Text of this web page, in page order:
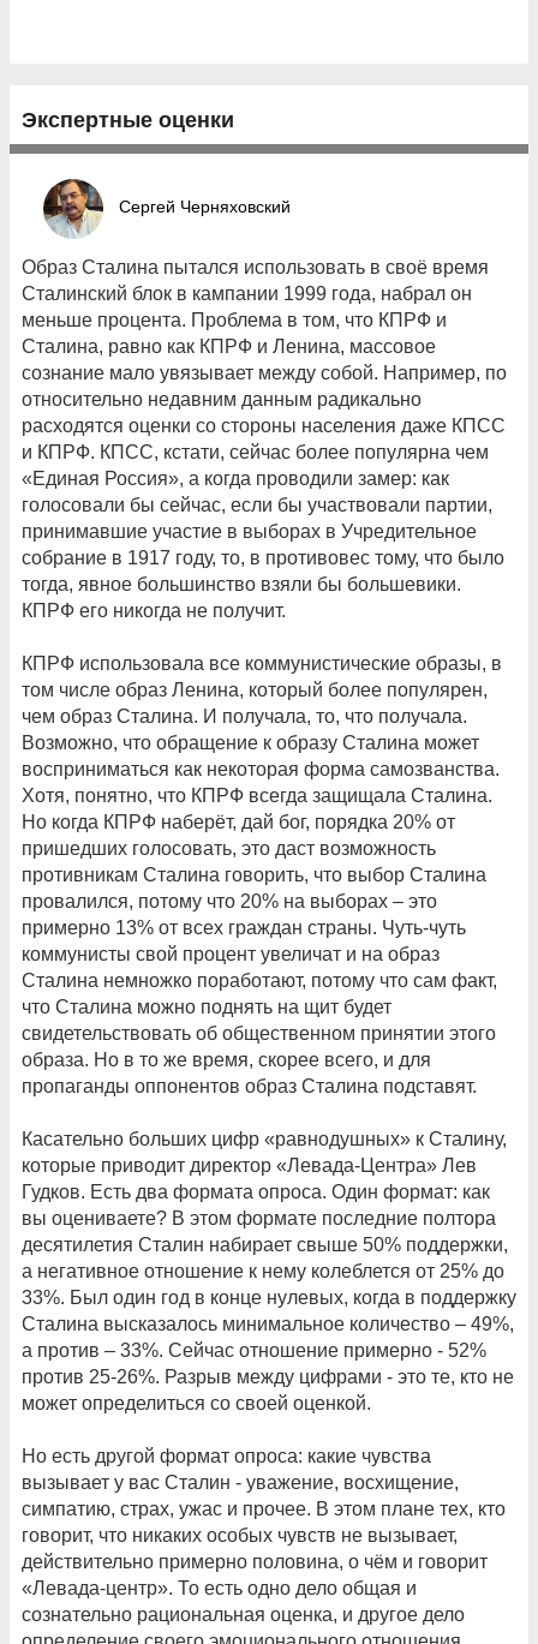
Экспертные оценки
Сергей Черняховский
Образ Сталина пытался использовать в своё время
Cталинский блок в кампании 1999 года, набрал он
меньше процента. Проблема в том, что КПРФ и
Сталина, равно как КПРФ и Ленина, массовое
сознание мало увязывает между собой. Например, по
относительно недавним данным радикально
расходятся оценки со стороны населения даже КПСС
и КПРФ. КПСС, кстати, сейчас более популярна чем
«Единая Россия», а когда проводили замер: как
голосовали бы сейчас, если бы участвовали партии,
принимавшие участие в выборах в Учредительное
собрание в 1917 году, то, в противовес тому, что было
тогда, явное большинство взяли бы большевики.
КПРФ его никогда не получит.
КПРФ использовала все коммунистические образы, в
том числе образ Ленина, который более популярен,
чем образ Сталина. И получала, то, что получала.
Возможно, что обращение к образу Сталина может
восприниматься как некоторая форма самозванства.
Хотя, понятно, что КПРФ всегда защищала Сталина.
Но когда КПРФ наберёт, дай бог, порядка 20% от
пришедших голосовать, это даст возможность
противникам Сталина говорить, что выбор Сталина
провалился, потому что 20% на выборах – это
примерно 13% от всех граждан страны. Чуть-чуть
коммунисты свой процент увеличат и на образ
Сталина немножко поработают, потому что сам факт,
что Сталина можно поднять на щит будет
свидетельствовать об общественном принятии этого
образа. Но в то же время, скорее всего, и для
пропаганды оппонентов образ Сталина подставят.
Касательно больших цифр «равнодушных» к Сталину,
которые приводит директор «Левада-Центра» Лев
Гудков. Есть два формата опроса. Один формат: как
вы оцениваете? В этом формате последние полтора
десятилетия Сталин набирает свыше 50% поддержки,
а негативное отношение к нему колеблется от 25% до
33%. Был один год в конце нулевых, когда в поддержку
Сталина высказалось минимальное количество – 49%,
а против – 33%. Сейчас отношение примерно - 52%
против 25-26%. Разрыв между цифрами - это те, кто не
может определиться со своей оценкой.
Но есть другой формат опроса: какие чувства
вызывает у вас Сталин - уважение, восхищение,
симпатию, страх, ужас и прочее. В этом плане тех, кто
говорит, что никаких особых чувств не вызывает,
действительно примерно половина, о чём и говорит
«Левада-центр». То есть одно дело общая и
сознательно рациональная оценка, и другое дело